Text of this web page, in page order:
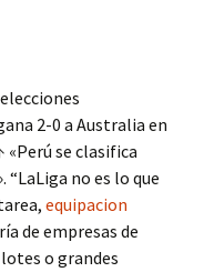
2-0 a Australia en
«Perú se clasifica
“LaLiga no es lo que
equipacion
de empresas de
o grandes